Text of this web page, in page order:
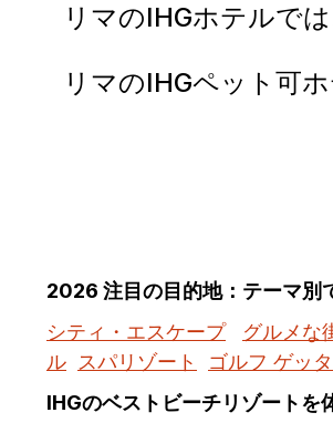
リマのIHGホテルで
リマのIHGペット可
2026 注目の目的地：テーマ別
シティ・エスケープ
グルメな
ル スパリゾート
ゴルフ ゲッ
IHGのベストビーチリゾートを